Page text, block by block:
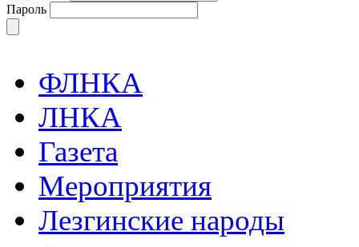
Пароль
ФЛНКА
ЛНКА
Газета
Мероприятия
Лезгинские народы